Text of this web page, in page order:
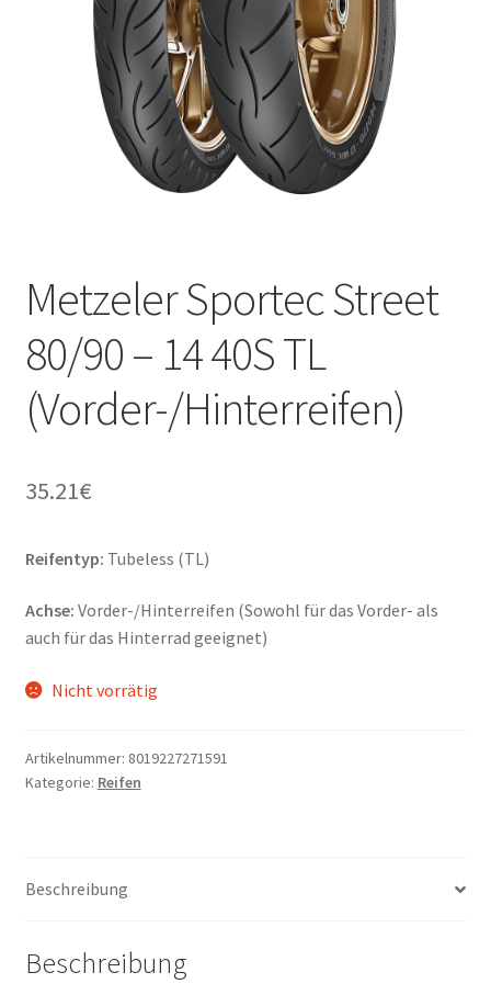
Metzeler Sportec Street
80/90 – 14 40S TL
(Vorder-/Hinterreifen)
35.21€
Reifentyp: Tubeless (TL)
Achse: Vorder-/Hinterreifen (Sowohl für das Vorder- als
auch für das Hinterrad geeignet)
Nicht vorrätig
Artikelnummer: 8019227271591
Kategorie: Reifen
Beschreibung
Beschreibung